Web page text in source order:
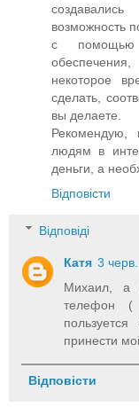
возможность
с помощью
некоторое
сделать,
вы делаете.
людям в
деньги, а
Відповісти
Відповіді
Катя 3
Михаил, а
телефон (
принести
Відповісти